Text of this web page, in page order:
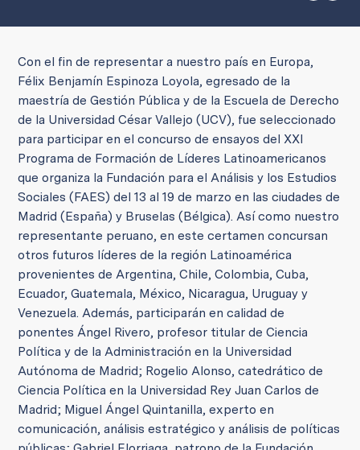
Con el fin de representar a nuestro país en Europa,
Félix Benjamín Espinoza Loyola, egresado de la
maestría de Gestión Pública y de la Escuela de Derecho
de la Universidad César Vallejo (UCV), fue seleccionado
para participar en el concurso de ensayos del XXI
Programa de Formación de Líderes Latinoamericanos
que organiza la Fundación para el Análisis y los Estudios
Sociales (FAES) del 13 al 19 de marzo en las ciudades de
Madrid (España) y Bruselas (Bélgica). Así como nuestro
representante peruano, en este certamen concursan
otros futuros líderes de la región Latinoamérica
provenientes de Argentina, Chile, Colombia, Cuba,
Ecuador, Guatemala, México, Nicaragua, Uruguay y
Venezuela. Además, participarán en calidad de
ponentes Ángel Rivero, profesor titular de Ciencia
Política y de la Administración en la Universidad
Autónoma de Madrid; Rogelio Alonso, catedrático de
Ciencia Política en la Universidad Rey Juan Carlos de
Madrid; Miguel Ángel Quintanilla, experto en
comunicación, análisis estratégico y análisis de políticas